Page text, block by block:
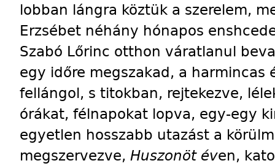
lobban lángra köztük a szerelem,
Erzsébet néhány hónapos
Szabó Lőrinc otthon váratlanul
egy időre megszakad, a harmincas
fellángol, s titokban, rejtekezve,
órákat, félnapokat lopva, egy-egy
egyetlen hosszabb utazást a
megszervezve, Huszonöt éven,